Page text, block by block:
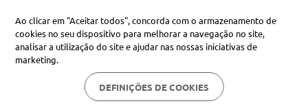
Procure no Marketplace Médis
Pesquisas mais comuns
Ao clicar em "Aceitar todos", concorda com o armazenamento de
cookies no seu dispositivo para melhorar a navegação no site,
analisar a utilização do site e ajudar nas nossas iniciativas de
marketing.
DEFINIÇÕES DE COOKIES